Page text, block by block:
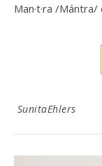
Man·t·ra /
SunitaEhlers